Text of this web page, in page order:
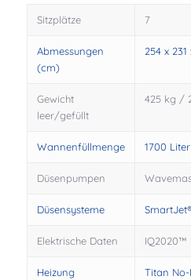
Sitzplätze 7
Abmessungen
(cm)
254 x 231
Gewicht
leer/gefüllt
425 kg /
Wannenfüllmenge 1700 Liter
Düsenpumpen
Düsensysteme
Elektrische Daten IQ2020™
Heizung Titan